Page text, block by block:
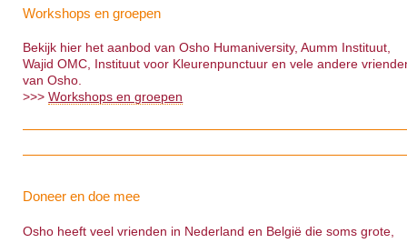
Workshops en groepen
Bekijk hier het aanbod van Osho Humaniversity, Aumm Instituut,
Wajid OMC, Instituut voor Kleurenpunctuur en vele andere
van Osho.
>>>Workshops en groepen
Doneer en doe mee
Osho heeft veel vrienden in Nederland en België die soms grote,